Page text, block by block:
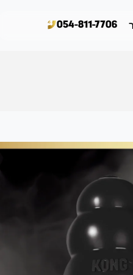
054-811-7706